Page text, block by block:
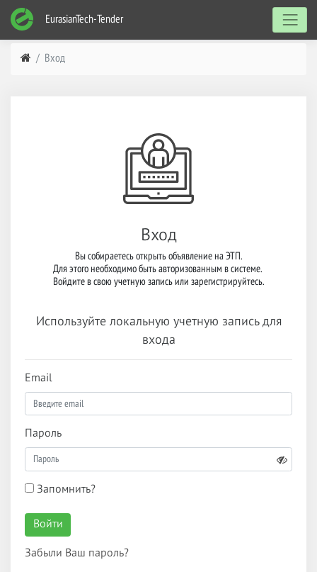
EurasianTech-Tender
Вход
Вход
Вы собираетесь открыть объявление на ЭТП.
Для этого необходимо быть авторизованным в системе.
Войдите в свою учетную запись или зарегистрируйтесь.
Используйте локальную учетную запись для
входа
Email
Пароль
Запомнить?
Войти
Забыли Ваш пароль?